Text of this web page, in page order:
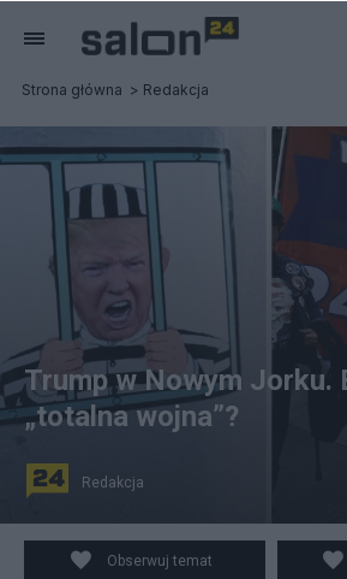
Strona główna Redakcja
Donald Trump. PAP/EPA/Peter Foley
LANE / Canva
Trump w Nowym Jorku.
„totalna wojna”?
Redakcja
Obserwuj temat